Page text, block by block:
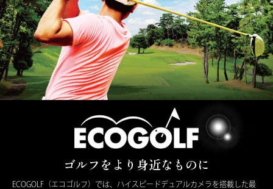
ゴルフをより身近なものに
ECOGOLF（エコゴルフ）では、ハイスピードデュアルカメラを搭載した最